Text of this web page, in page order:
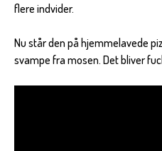
flere indvider.
Nu står den på hjemmelavede
svampe fra mosen. Det bliver